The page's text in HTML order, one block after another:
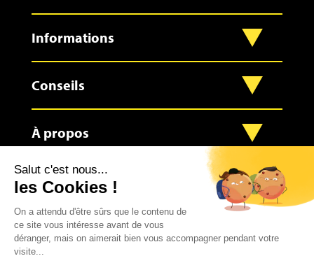
Informations
Conseils
À propos
Contact